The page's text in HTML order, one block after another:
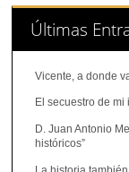
Últimas
Vicente, a donde
El secuestro de mi
D. Juan Antonio
históricos”